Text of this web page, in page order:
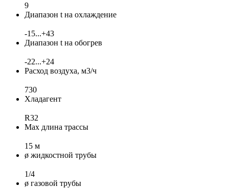
9
Диапазон t на охлаждение
-15...+43
Диапазон t на обогрев
-22...+24
Расход воздуха, м3/ч
730
Хладагент
R32
Max длина трассы
15 м
ø жидкостной трубы
1/4
ø газовой трубы